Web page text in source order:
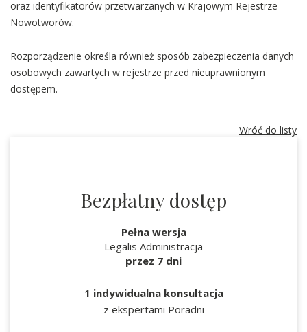
oraz identyfikatorów przetwarzanych w Krajowym Rejestrze
Nowotworów.
Rozporządzenie określa również sposób zabezpieczenia danych
osobowych zawartych w rejestrze przed nieuprawnionym
dostępem.
Wróć do listy
Bezpłatny dostęp
Pełna wersja
Legalis Administracja
przez 7 dni
1 indywidualna konsultacja
z ekspertami Poradni